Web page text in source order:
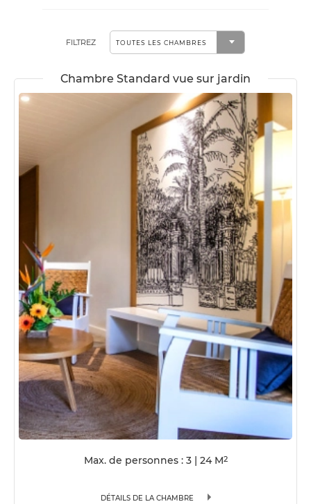
FILTREZ
Chambre Standard vue sur jardin
Max. de personnes : 3 24M2
DÉTAILS DE LA CHAMBRE